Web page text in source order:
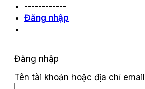
------------
Đăng nhập
Đăng nhập
Tên tài khoản hoặc địa chỉ email